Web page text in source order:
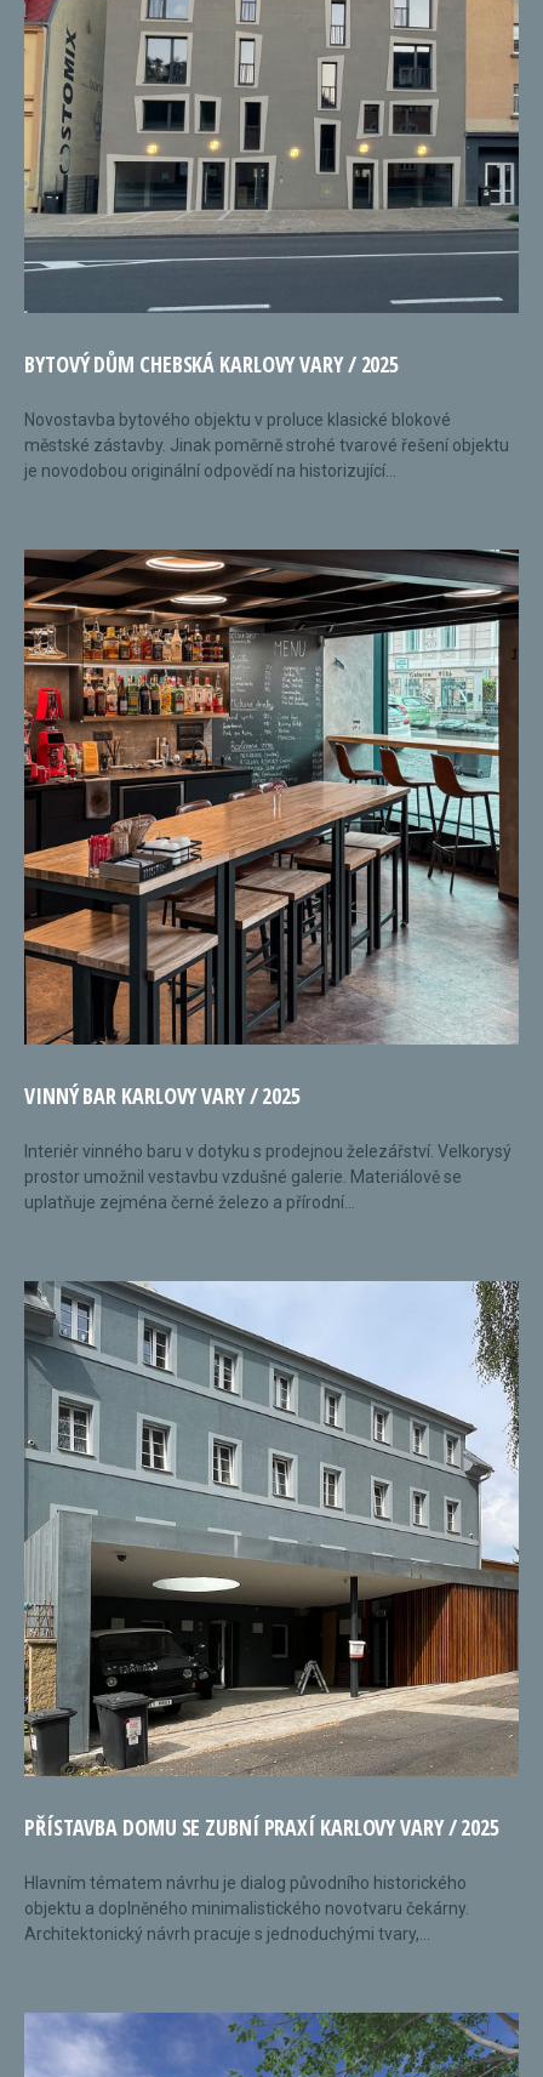
BYTOVÝ DŮM CHEBSKÁ KARLOVY VARY / 2025
Novostavba bytového objektu v proluce klasické blokové
městské zástavby. Jinak poměrně strohé tvarové řešení objektu
je novodobou originální odpovědí na historizující...
VINNÝ BAR KARLOVY VARY / 2025
Interiér vinného baru v dotyku s prodejnou železářství. Velkorysý
prostor umožnil vestavbu vzdušné galerie. Materiálově se
uplatňuje zejména černé železo a přírodní...
PŘÍSTAVBA DOMU SE ZUBNÍ PRAXÍ KARLOVY VARY / 2025
Hlavním tématem návrhu je dialog původního historického
objektu a doplněného minimalistického novotvaru čekárny.
Architektonický návrh pracuje s jednoduchými tvary,...